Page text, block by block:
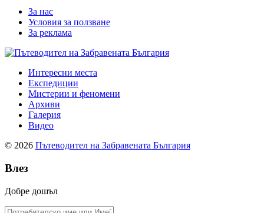
За нас
Условия за ползване
За реклама
Интересни места
Експедиции
Мистерии и феномени
Архиви
Галерия
Видео
© 2026 Пътеводител на Забравената България
Влез
Добре дошъл